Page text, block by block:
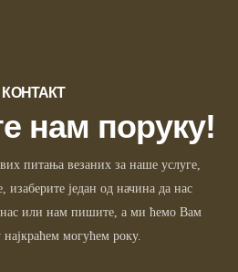
КОНТАКТ
нам поруку!
питања везаних за наше услуге,
изаберите један од начина да нас
нас или нам пишите, а ми ћемо Вам
могућем року.